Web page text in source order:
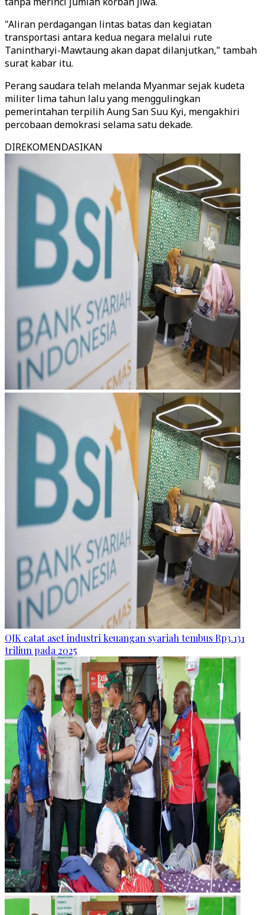
"Aliran perdagangan lintas batas dan kegiatan
transportasi antara kedua negara melalui rute
Tanintharyi-Mawtaung akan dapat dilanjutkan," tambah
surat kabar itu.
Perang saudara telah melanda Myanmar sejak kudeta
militer lima tahun lalu yang menggulingkan
pemerintahan terpilih Aung San Suu Kyi, mengakhiri
percobaan demokrasi selama satu dekade.
DIREKOMENDASIKAN
OJK catat aset industri keuangan syariah tembus Rp3.131
triliun pada 2025